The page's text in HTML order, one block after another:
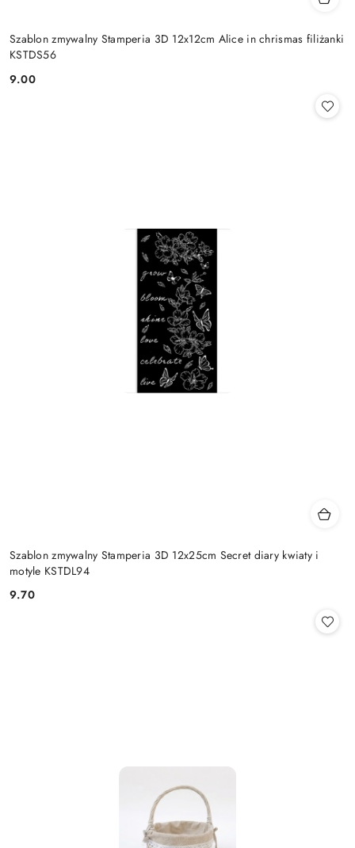
Szablon zmywalny Stamperia 3D 12x12cm Alice in chrismas filiżanki
KSTDS56
Cena:
9.00
Szablon zmywalny Stamperia 3D 12x25cm Secret diary kwiaty i
motyle KSTDL94
Cena:
9.70